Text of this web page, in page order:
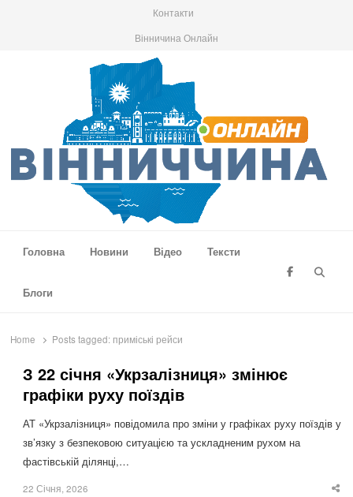
Контакти
Вінничина Онлайн
Головна
Новини Відео Тексти
Блоги
Home Posts tagged: приміські рейси
З 22 січня «Укрзалізниця» змінює
графіки руху поїздів
АТ «Укрзалізниця» повідомила про зміни у графіках руху поїздів у
зв’язку з безпековою ситуацією та ускладненим рухом на
фастівській ділянці,…
22 Січня, 2026